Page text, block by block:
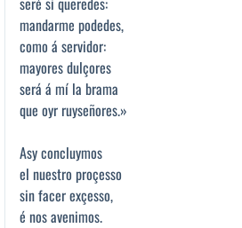
mandarme podedes,
como á servidor:
mayores dulçores
será á mí la brama
que oyr ruyseñores.»
Asy concluymos
el nuestro proçesso
sin facer exçesso,
é nos avenimos.